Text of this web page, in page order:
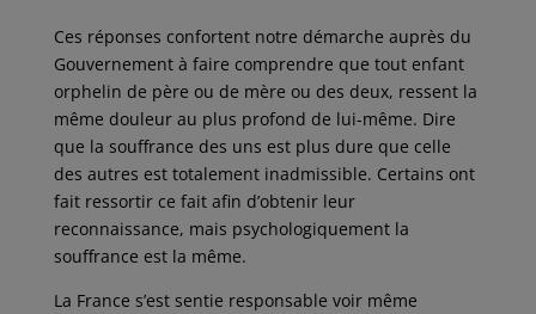
Ces réponses confortent notre démarche auprès du
Gouvernement à faire comprendre que tout enfant
orphelin de père ou de mère ou des deux, ressent la
même douleur au plus profond de lui-même. Dire
que la souffrance des uns est plus dure que celle
des autres est totalement inadmissible. Certains ont
fait ressortir ce fait afin d’obtenir leur
reconnaissance, mais psychologiquement la
souffrance est la même.
La France s’est sentie responsable voir même